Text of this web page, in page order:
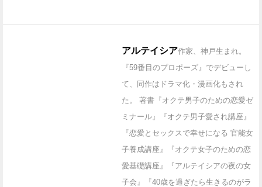
アルテイシア作家、神戸生まれ。
『59番目のプロポーズ』でデビューし
て、同作はドラマ化・漫画化もされ
た。 著書『オクテ男子のための恋愛ゼ
ミナール』『オクテ男子愛され講座』
『恋愛とセックスで幸せになる 官能女
子養成講座』『オクテ女子のための恋
愛基礎講座』『アルテイシアの夜の女
子会』『40歳を過ぎたら生きるのがラ